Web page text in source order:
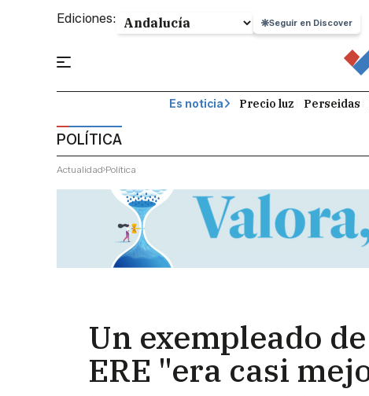
Ediciones: Seguir en Discover
Es noticia Precio luz Perseidas
POLÍTICA
Actualidad Política
Un exempleado
ERE "era casi